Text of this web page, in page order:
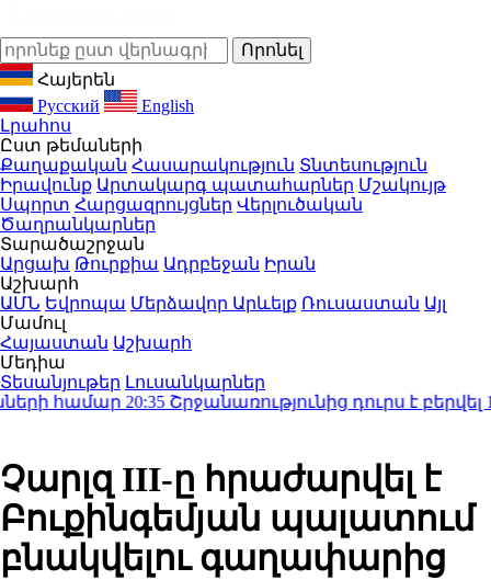
Հայերեն
Русский
English
Լրահոս
Ըստ թեմաների
Քաղաքական Հասարակություն Տնտեսություն
Իրավունք Արտակարգ պատահարներ Մշակույթ
Սպորտ Հարցազրույցներ Վերլուծական
Ծաղրանկարներ
Տարածաշրջան
Արցախ Թուրքիա Ադրբեջան Իրան
Աշխարհ
ԱՄՆ Եվրոպա Մերձավոր Արևելք Ռուսաստան Այլ
Մամուլ
Հայաստան Աշխարհ
Մեդիա
Տեսանյութեր Լուսանկարներ
համար20:35Շրջանառությունից դուրս է բերվել
Չարլզ III-ը հրաժարվել է
Բուքինգեմյան պալատում
բնակվելու գաղափարից